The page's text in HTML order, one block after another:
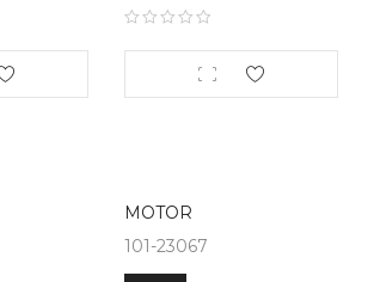
MOTOR
101-23067